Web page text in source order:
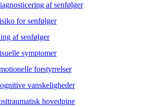
af senfølger
for senfølger
af senfølger
symptomer
forstyrrelser
vanskeligheder
hovedpine